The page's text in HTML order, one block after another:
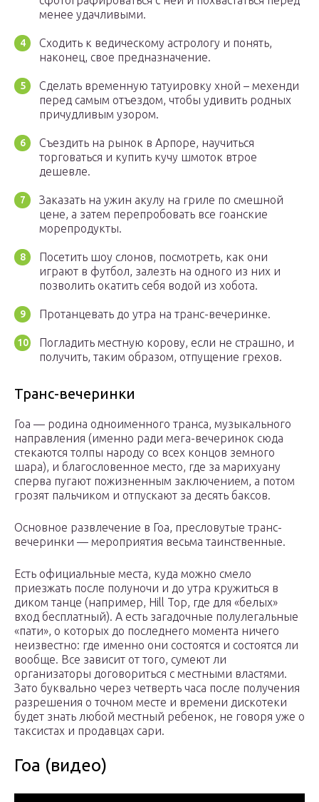
менее удачливыми.
Сходить к ведическому астрологу и понять,
наконец, свое предназначение.
Сделать временную татуировку хной – мехенди
перед самым отъездом, чтобы удивить родных
причудливым узором.
Съездить на рынок в Арпоре, научиться
торговаться и купить кучу шмоток втрое
дешевле.
Заказать на ужин акулу на гриле по смешной
цене, а затем перепробовать все гоанские
морепродукты.
Посетить шоу слонов, посмотреть, как они
играют в футбол, залезть на одного из них и
позволить окатить себя водой из хобота.
Протанцевать до утра на транс-вечеринке.
Погладить местную корову, если не страшно, и
получить, таким образом, отпущение грехов.
Транс-вечеринки
Гоа — родина одноименного транса, музыкального
направления (именно ради мега-вечеринок сюда
стекаются толпы народу со всех концов земного
шара), и благословенное место, где за марихуану
сперва пугают пожизненным заключением, а потом
грозят пальчиком и отпускают за десять баксов.
Основное развлечение в Гоа, пресловутые транс-
вечеринки — мероприятия весьма таинственные.
Есть официальные места, куда можно смело
приезжать после полуночи и до утра кружиться в
диком танце (например, Hill Top, где для «белых»
вход бесплатный). А есть загадочные полулегальные
«пати», о которых до последнего момента ничего
неизвестно: где именно они состоятся и состоятся ли
вообще. Все зависит от того, сумеют ли
организаторы договориться с местными властями.
Зато буквально через четверть часа после получения
разрешения о точном месте и времени дискотеки
будет знать любой местный ребенок, не говоря уже о
таксистах и продавцах сари.
Гоа (видео)